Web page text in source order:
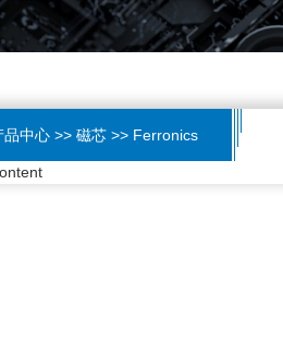
品中心 >> 磁芯 >> Ferronics